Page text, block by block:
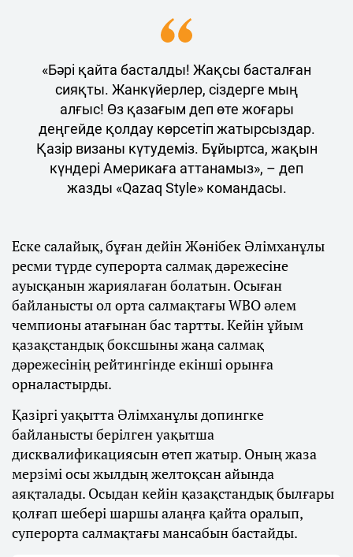
«Бәрі қайта басталды! Жақсы басталған
сияқты. Жанкүйерлер, сіздерге мың
алғыс! Өз қазағым деп өте жоғары
деңгейде қолдау көрсетіп жатырсыздар.
Қазір визаны күтудеміз. Бұйыртса, жақын
күндері Америкаға аттанамыз», – деп
жазды «Qazaq Style» командасы.
Еске салайық, бұған дейін Жәнібек Әлімханұлы
ресми түрде суперорта салмақ дәрежесіне
ауысқанын жариялаған болатын. Осыған
байланысты ол орта салмақтағы WBO әлем
чемпионы атағынан бас тартты. Кейін ұйым
қазақстандық боксшыны жаңа салмақ
дәрежесінің рейтингінде екінші орынға
орналастырды.
Қазіргі уақытта Әлімханұлы допингке
байланысты берілген уақытша
дисквалификациясын өтеп жатыр. Оның жаза
мерзімі осы жылдың желтоқсан айында
аяқталады. Осыдан кейін қазақстандық былғары
қолғап шебері шаршы алаңға қайта оралып,
суперорта салмақтағы мансабын бастайды.